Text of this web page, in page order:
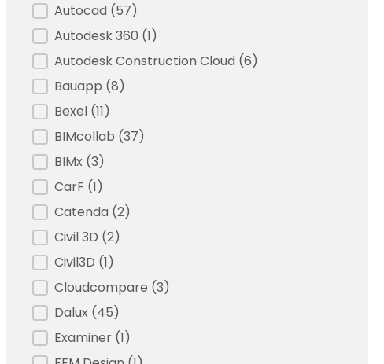
Autocad (57)
Autodesk 360 (1)
Autodesk Construction Cloud (6)
Bauapp (8)
Bexel (11)
BIMcollab (37)
BIMx (3)
CarF (1)
Catenda (2)
Civil 3D (2)
Civil3D (1)
Cloudcompare (3)
Dalux (45)
Examiner (1)